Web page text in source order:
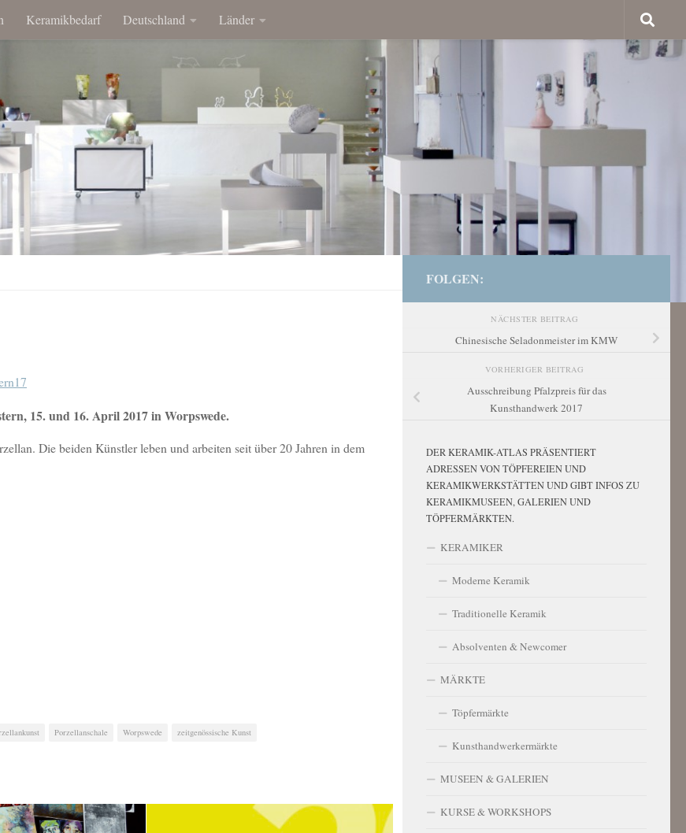
Keramikbedarf Deutschland Länder
15. und 16. April 2017 in Worpswede.
Die beiden Künstler leben und arbeiten seit über 20 Jahren in dem
Porzellanschale Worpswede zeitgenössische Kunst
FOLGEN:
NÄCHSTER BEITRAG
Chinesische Seladonmeister im KMW
VORHERIGER BEITRAG
Ausschreibung Pfalzpreis für das
Kunsthandwerk 2017
DER KERAMIK-ATLAS PRÄSENTIERT
ADRESSEN VON TÖPFEREIEN UND
KERAMIKWERKSTÄTTEN UND GIBT INFOS ZU
KERAMIKMUSEEN, GALERIEN UND
TÖPFERMÄRKTEN.
KERAMIKER
Moderne Keramik
Traditionelle Keramik
Absolventen & Newcomer
MÄRKTE
Töpfermärkte
Kunsthandwerkermärkte
MUSEEN & GALERIEN
KURSE & WORKSHOPS